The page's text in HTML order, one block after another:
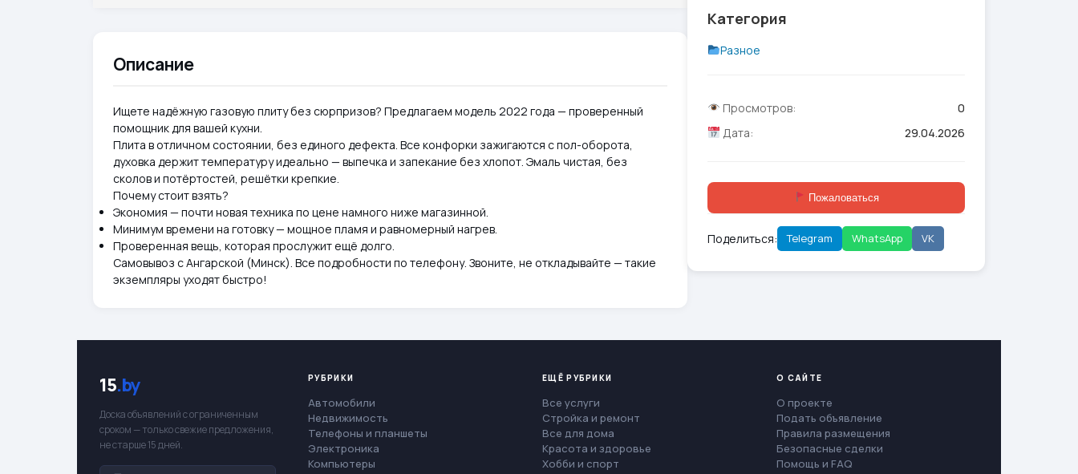
Описание
Ищете надёжную газовую плиту без сюрпризов? Предлагаем модель 2022 года — проверенный
помощник для вашей кухни.
Плита в отличном состоянии, без единого дефекта. Все конфорки зажигаются с пол-оборота,
духовка держит температуру идеально — выпечка и запекание без хлопот. Эмаль чистая, без
сколов и потёртостей, решётки крепкие.
Почему стоит взять?
Экономия — почти новая техника по цене намного ниже магазинной.
Минимум времени на готовку — мощное пламя и равномерный нагрев.
Проверенная вещь, которая прослужит ещё долго.
Самовывоз с Ангарской (Минск). Все подробности по телефону. Звоните, не откладывайте — такие
экземпляры уходят быстро!
Категория
Разное
Просмотров:
0
Дата:
29.04.2026
Пожаловаться
Поделиться: Telegram WhatsApp VK
15.by
Доска объявлений с ограниченным
сроком — только свежие предложения,
не старше 15 дней.
РУБРИКИ
Автомобили
Недвижимость
Телефоны и планшеты
Электроника
Компьютеры
ЕЩЁ РУБРИКИ
Все услуги
Стройка и ремонт
Все для дома
Красота и здоровье
Хобби и спорт
О САЙТЕ
О проекте
Подать объявление
Правила размещения
Безопасные сделки
Помощь и FAQ